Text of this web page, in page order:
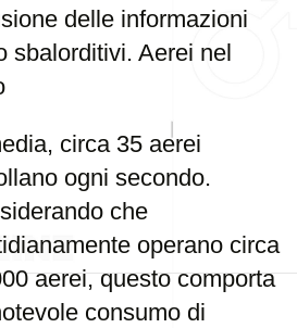
delle informazioni
sbalorditivi. Aerei nel
circa 35 aerei
ogni secondo.
che
operano circa
aerei, questo comporta
consumo di